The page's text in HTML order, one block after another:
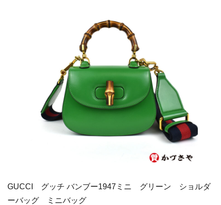
GUCCI グッチ バンブー1947ミニ グリーン ショルダ
ーバッグ ミニバッグ